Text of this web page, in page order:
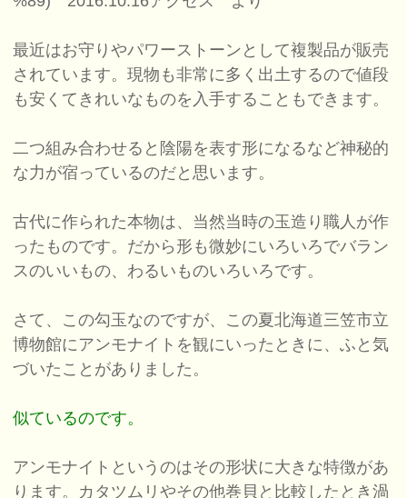
最近はお守りやパワーストーンとして複製品が販売
されています。現物も非常に多く出土するので値段
も安くてきれいなものを入手することもできます。
二つ組み合わせると陰陽を表す形になるなど神秘的
な力が宿っているのだと思います。
古代に作られた本物は、当然当時の玉造り職人が作
ったものです。だから形も微妙にいろいろでバラン
スのいいもの、わるいものいろいろです。
さて、この勾玉なのですが、この夏北海道三笠市立
博物館にアンモナイトを観にいったときに、ふと気
づいたことがありました。
似ているのです。
アンモナイトというのはその形状に大きな特徴があ
ります。カタツムリやその他巻貝と比較したとき渦